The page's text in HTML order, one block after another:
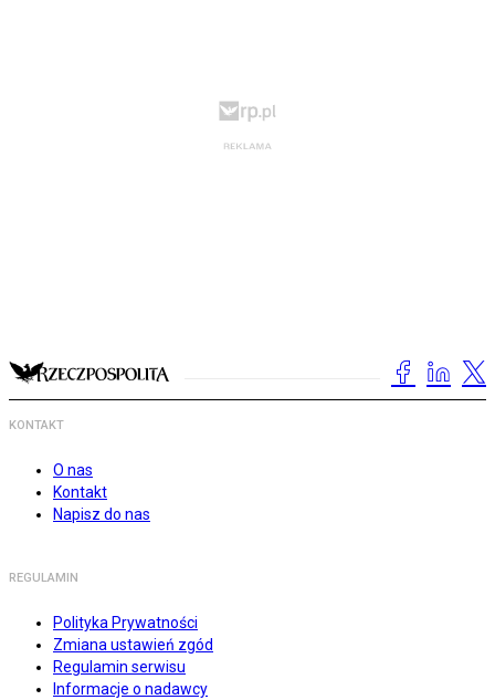
KONTAKT
O nas
Kontakt
Napisz do nas
REGULAMIN
Polityka Prywatności
Zmiana ustawień zgód
Regulamin serwisu
Informacje o nadawcy